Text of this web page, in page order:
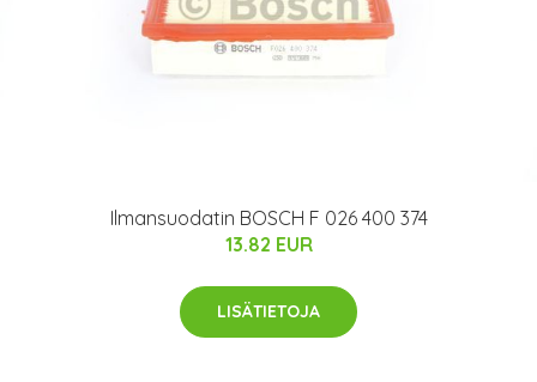
Ilmansuodatin BOSCH F 026 400 374
13.82 EUR
LISÄTIETOJA